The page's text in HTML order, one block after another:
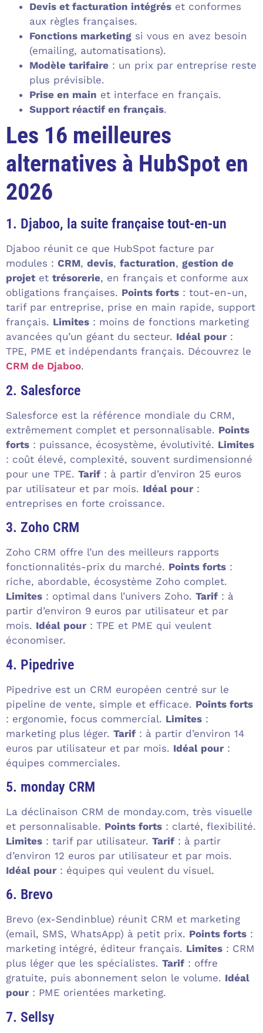
Devis et facturation intégrés et conformes
aux règles françaises.
Fonctions marketing si vous en avez besoin
(emailing, automatisations).
Modèle tarifaire : un prix par entreprise reste
plus prévisible.
Prise en main et interface en français.
Support réactif en français.
Les 16 meilleures
alternatives à HubSpot en
2026
1. Djaboo, la suite française tout-en-un
Djaboo réunit ce que HubSpot facture par
modules : CRM, devis, facturation, gestion de
projet et trésorerie, en français et conforme aux
obligations françaises. Points forts : tout-en-un,
tarif par entreprise, prise en main rapide, support
français. Limites : moins de fonctions marketing
avancées qu’un géant du secteur. Idéal pour :
TPE, PME et indépendants français. Découvrez le
CRM de Djaboo.
2. Salesforce
Salesforce est la référence mondiale du CRM,
extrêmement complet et personnalisable. Points
forts : puissance, écosystème, évolutivité. Limites
: coût élevé, complexité, souvent surdimensionné
pour une TPE. Tarif : à partir d’environ 25 euros
par utilisateur et par mois. Idéal pour :
entreprises en forte croissance.
3. Zoho CRM
Zoho CRM offre l’un des meilleurs rapports
fonctionnalités-prix du marché. Points forts :
riche, abordable, écosystème Zoho complet.
Limites : optimal dans l’univers Zoho. Tarif : à
partir d’environ 9 euros par utilisateur et par
mois. Idéal pour : TPE et PME qui veulent
économiser.
4. Pipedrive
Pipedrive est un CRM européen centré sur le
pipeline de vente, simple et efficace. Points forts
: ergonomie, focus commercial. Limites :
marketing plus léger. Tarif : à partir d’environ 14
euros par utilisateur et par mois. Idéal pour :
équipes commerciales.
5. monday CRM
La déclinaison CRM de monday.com, très visuelle
et personnalisable. Points forts : clarté, flexibilité.
Limites : tarif par utilisateur. Tarif : à partir
d’environ 12 euros par utilisateur et par mois.
Idéal pour : équipes qui veulent du visuel.
6. Brevo
Brevo (ex-Sendinblue) réunit CRM et marketing
(email, SMS, WhatsApp) à petit prix. Points forts :
marketing intégré, éditeur français. Limites : CRM
plus léger que les spécialistes. Tarif : offre
gratuite, puis abonnement selon le volume. Idéal
pour : PME orientées marketing.
7. Sellsy